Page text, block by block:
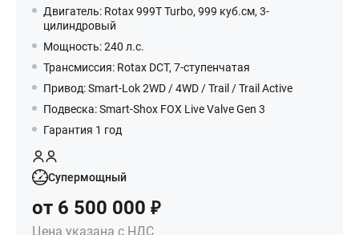
Двигатель: Rotax 999T Turbo, 999 куб.см, 3-
цилиндровый
Мощность: 240 л.с.
Трансмиссия: Rotax DCT, 7-ступенчатая
Привод: Smart-Lok 2WD / 4WD / Trail / Trail Active
Подвеска: Smart-Shox FOX Live Valve Gen 3
Гарантия 1 год
Супермощный
от 6 500 000
Цена указана с НДС